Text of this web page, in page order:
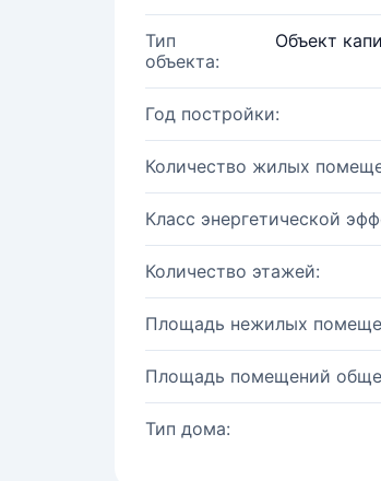
Тип
объекта:
Объект
Год постройки:
Количество жилых
Класс энергетической
Количество этажей:
Площадь нежилых
Площадь помещений
Тип дома: